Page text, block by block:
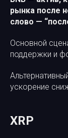
рынка после
слово —
Основной
поддержки и
ускорение
XRP